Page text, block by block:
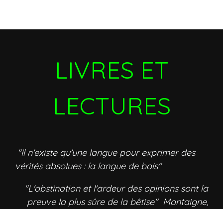
LIVRES ET
LECTURES
"Il n'existe qu'une langue pour exprimer des
vérités absolues : la langue de bois"
"L'obstination et l'ardeur des opinions sont la
preuve la plus sûre de la bêtise" Montaigne,